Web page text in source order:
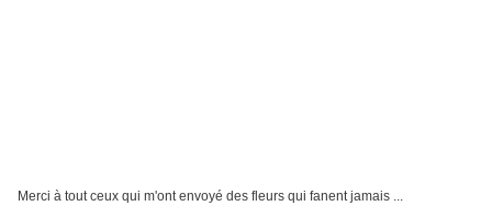
Merci à tout ceux qui m'ont envoyé des fleurs qui fanent jamais ...